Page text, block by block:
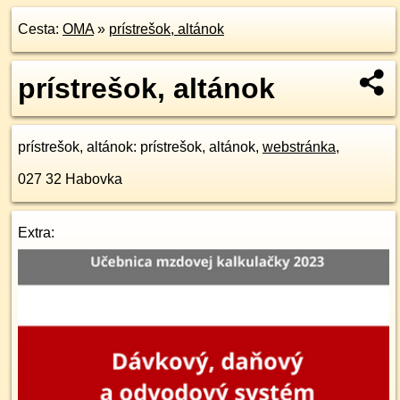
Cesta: OMA» prístrešok, altánok
prístrešok, altánok
prístrešok, altánok: prístrešok, altánok, webstránka,
027 32 Habovka
Extra: